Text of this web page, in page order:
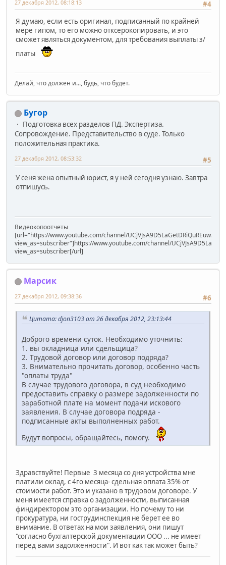
#4
27 декабря 2012, 08:18:13
Я думаю, если есть оригинал, подписанный по крайней
мере гипом, то его можно отксерокопировать, и это
сможет являться документом, для требования выплаты з/
платы
Делай, что должен и..., будь, что будет.
Бугор
Подготовка всех разделов ПД. Экспертиза.
Сопровождение. Представительство в суде. Только
положительная практика.
#5
27 декабря 2012, 08:53:32
У сеня жена опытный юрист, я у ней сегодня узнаю. Завтра
отпишусь.
Видеокопоотчеты
[url="https://www.youtube.com/channel/UCjVJsA9D5LaGetDRiQuREuw/
view_as=subscriber"]https://www.youtube.com/channel/
view_as=subscriber[/url]
Марсик
#6
27 декабря 2012, 09:38:36
Цитата: djon3103 от 26 декабря 2012, 23:13:44
Доброго времени суток. Необходимо уточнить:
1. вы окладница или сдельщица?
2. Трудовой договор или договор подряда?
3. Внимательно прочитать договор, особенно часть
"оплаты труда"
В случае трудового договора, в суд необходимо
предоставить справку о размере задолженности по
заработной плате на момент подачи искового
заявления. В случае договора подряда -
подписанные акты выполненных работ.
Будут вопросы, обращайтесь, помогу.
Здравствуйте! Первые 3 месяца со дня устройства мне
платили оклад, с 4го месяца- сдельная оплата 35% от
стоимости работ. Это и указано в трудовом договоре. У
меня имеется справка о задолженности, выписанная
финдиректором это организации. Но почему то ни
прокуратура, ни гострудинспекция не берет ее во
внимание. В ответах на мои заявления, они пишут
"согласно бухгалтерской документации ООО ... не имеет
перед вами задолженности". И вот как так может быть?